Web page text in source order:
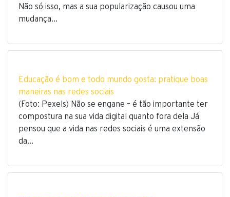
Não só isso, mas a sua popularização causou uma
mudança…
Educação é bom e todo mundo gosta: pratique boas
maneiras nas redes sociais
(Foto: Pexels) Não se engane – é tão importante ter
compostura na sua vida digital quanto fora dela Já
pensou que a vida nas redes sociais é uma extensão
da…